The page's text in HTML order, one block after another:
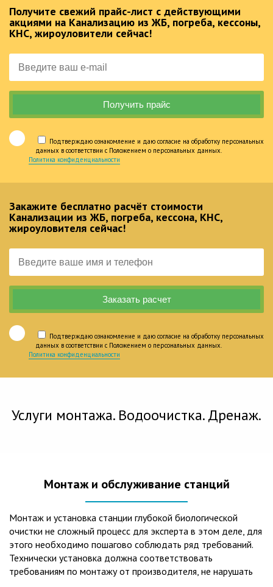
Получите свежий прайс-лист с действующими
акциями на Канализацию из ЖБ, погреба, кессоны,
КНС, жироуловители сейчас!
Подтверждаю ознакомление и даю согласие на обработку персональных
данных в соответствии с Положением о персональных данных.
Политика конфиденциальности
Закажите бесплатно расчёт стоимости
Канализации из ЖБ, погреба, кессона, КНС,
жироуловителя сейчас!
Подтверждаю ознакомление и даю согласие на обработку персональных
данных в соответствии с Положением о персональных данных.
Политика конфиденциальности
Услуги монтажа. Водоочистка. Дренаж.
Монтаж и обслуживание станций
Монтаж и установка станции глубокой биологической
очистки не сложный процесс для эксперта в этом деле, для
этого необходимо пошагово соблюдать ряд требований.
Технически установка должна соответствовать
требованиям по монтажу от производителя, не нарушать